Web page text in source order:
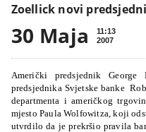
Zoellick novi
30 Maja
11:13
2007
Američki predsjednik
predsjednika Svjetske banke
departmenta i američkog
mjesto Paula Wolfowitza, koji
utvrdilo da je prekršio pravila